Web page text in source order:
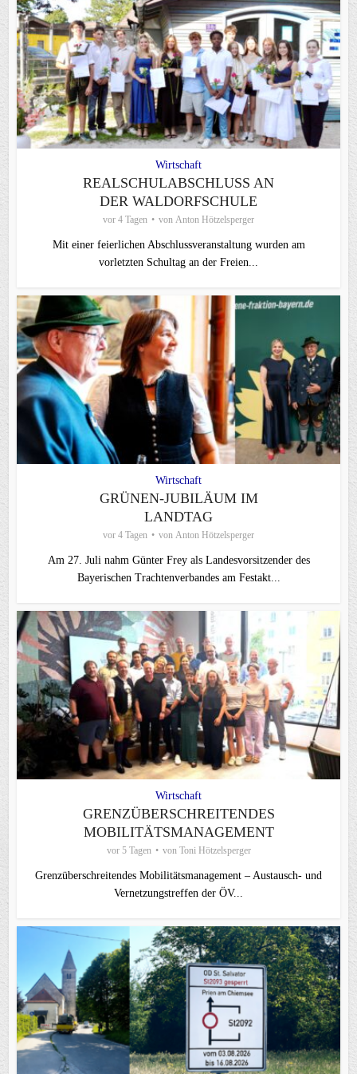
Wirtschaft
REALSCHULABSCHLUSS AN
DER WALDORFSCHULE
vor 4 Tagen von Anton Hötzelsperger
Mit einer feierlichen Abschlussveranstaltung wurden am
vorletzten Schultag an der Freien...
Wirtschaft
GRÜNEN-JUBILÄUM IM
LANDTAG
vor 4 Tagen von Anton Hötzelsperger
Am 27. Juli nahm Günter Frey als Landesvorsitzender des
Bayerischen Trachtenverbandes am Festakt...
Wirtschaft
GRENZÜBERSCHREITENDES
MOBILITÄTSMANAGEMENT
vor 5 Tagen von Toni Hötzelsperger
Grenzüberschreitendes Mobilitätsmanagement – Austausch- und
Vernetzungstreffen der ÖV...